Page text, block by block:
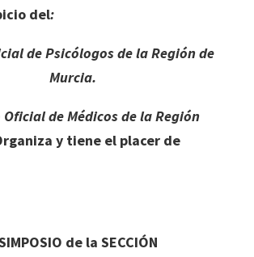
del:
de Psicólogos de la Región de
Murcia.
Oficial de Médicos de la Región
y tiene el placer de
de la SECCIÓN